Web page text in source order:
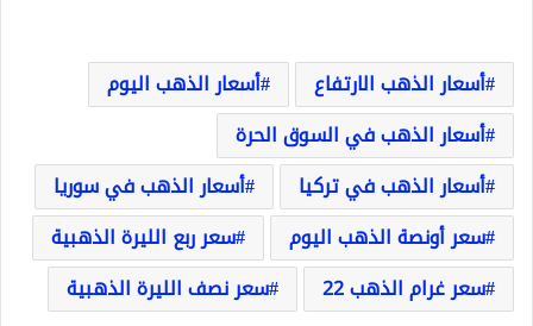
أسعار الذهب الارتفاع
أسعار الذهب اليوم
أسعار الذهب في السوق الحرة
أسعار الذهب في تركيا
أسعار الذهب في سوريا
سعر أونصة الذهب اليوم
سعر ربع الليرة الذهبية
سعر غرام الذهب 22
سعر نصف الليرة الذهبية